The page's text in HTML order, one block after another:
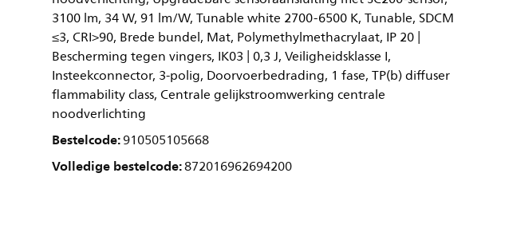
3100 lm, 34 W, 91 lm/W, Tunable white 2700-6500 K, Tunable, SDCM
≤3, CRI>90, Brede bundel, Mat, Polymethylmethacrylaat, IP 20 |
Bescherming tegen vingers, IK03 | 0,3 J, Veiligheidsklasse I,
Insteekconnector, 3-polig, Doorvoerbedrading, 1 fase, TP(b) diffuser
flammability class, Centrale gelijkstroomwerking centrale
noodverlichting
Bestelcode:910505105668
Volledige bestelcode:872016962694200